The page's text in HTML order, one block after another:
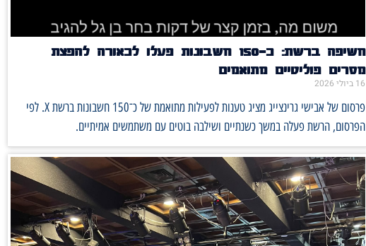
חשיפה ברשת: כ־150 חשבונות פעלו לכאורה להפצת
מסרים פוליטיים מתואמים
16 ביולי 2026
פרסום של אבישי גרינצייג מציג טענות לפעילות מתואמת של כ־150 חשבונות ברשת X. לפי
הפרסום, הרשת פעלה במשך כשנתיים ושילבה בוטים עם משתמשים אמיתיים.